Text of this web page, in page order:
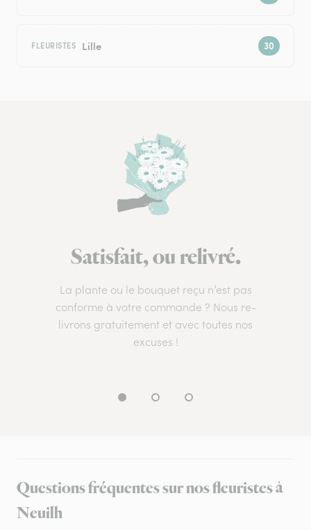
FLEURISTES Lille
Satisfait, ou relivré.
La plante ou le bouquet reçu n’est pas
conforme à votre commande ? Nous re-
livrons gratuitement et avec toutes nos
excuses !
Questions fréquentes sur nos fleuristes à
Neuilh